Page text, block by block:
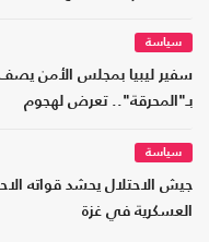
سياسة
سفير ليبيا بمجلس الأمن
بـ"المحرقة".. تعرض لهجوم
سياسة
جيش الاحتلال يحشد قواته
العسكرية في غزة